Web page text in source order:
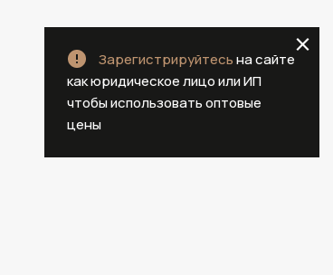
Зарегистрируйтесьна сайте
как юридическое лицо или ИП
чтобы использовать оптовые
цены